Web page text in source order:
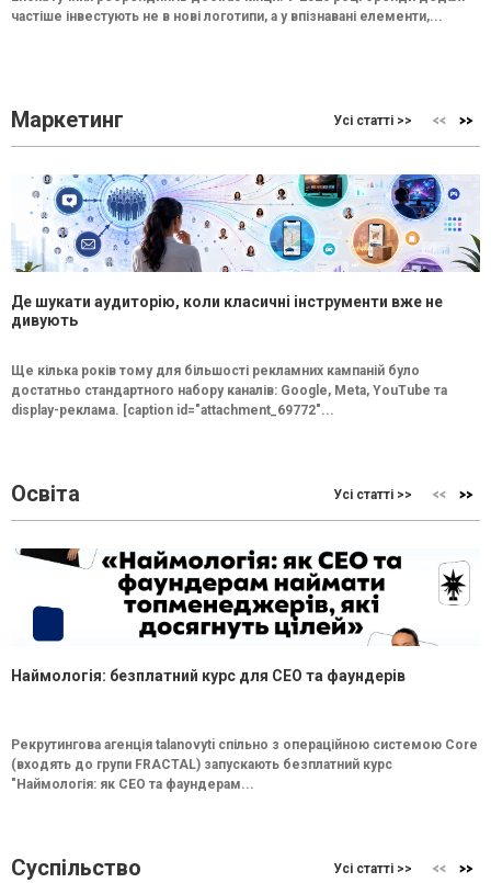
частіше інвестують не в нові логотипи, а у впізнавані елементи,...
Маркетинг Усі статті >>
Де шукати аудиторію, коли класичні інструменти вже не
дивують
Ще кілька років тому для більшості рекламних кампаній було
достатньо стандартного набору каналів: Google, Meta, YouTube та
display-реклама. [caption id="attachment_69772"...
Освіта Усі статті >>
Наймологія: безплатний курс для CEO та фаундерів
Рекрутингова агенція talanovyti спільно з операційною системою Core
(входять до групи FRACTAL) запускають безплатний курс
"Наймологія: як СEO та фаундерам...
Суспільство Усі статті >>